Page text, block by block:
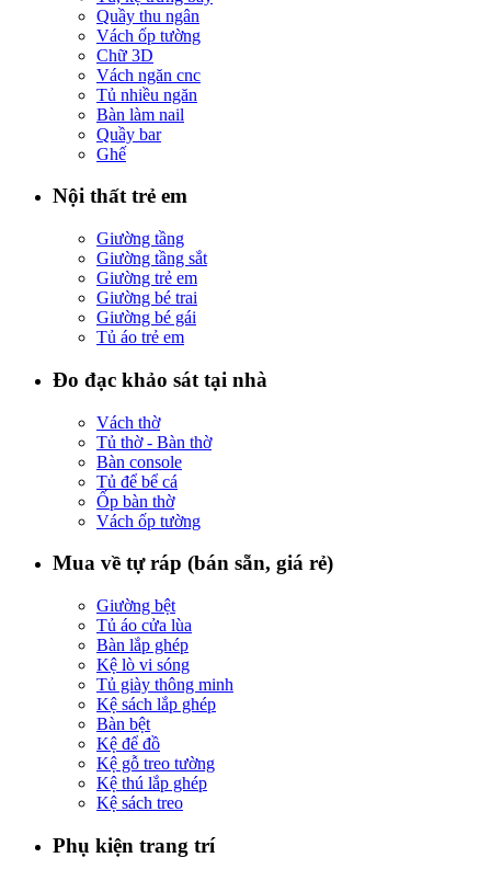
Quầy thu ngân
Vách ốp tường
Chữ 3D
Vách ngăn cnc
Tủ nhiều ngăn
Bàn làm nail
Quầy bar
Ghế
Nội thất trẻ em
Giường tầng
Giường tầng sắt
Giường trẻ em
Giường bé trai
Giường bé gái
Tủ áo trẻ em
Đo đạc khảo sát tại nhà
Vách thờ
Tủ thờ - Bàn thờ
Bàn console
Tủ để bể cá
Ốp bàn thờ
Vách ốp tường
Mua về tự ráp (bán sẵn, giá rẻ)
Giường bệt
Tủ áo cửa lùa
Bàn lắp ghép
Kệ lò vi sóng
Tủ giày thông minh
Kệ sách lắp ghép
Bàn bệt
Kệ để đồ
Kệ gỗ treo tường
Kệ thú lắp ghép
Kệ sách treo
Phụ kiện trang trí